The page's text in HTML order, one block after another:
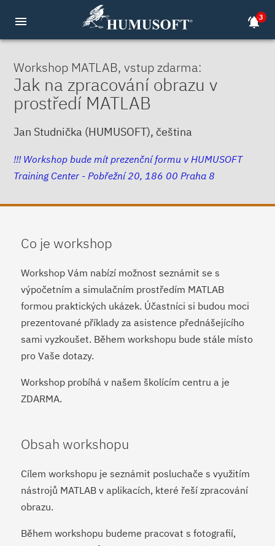
menu notifications_active3
Workshop MATLAB, vstup zdarma:
Jak na zpracování obrazu v
prostředí MATLAB
Jan Studnička (HUMUSOFT), čeština
!!! Workshop bude mít prezenční formu v HUMUSOFT
Training Center - Pobřežní 20, 186 00 Praha 8
Co je workshop
Workshop Vám nabízí možnost seznámit se s
výpočetním a simulačním prostředím MATLAB
formou praktických ukázek. Účastníci si budou moci
prezentované příklady za asistence přednášejícího
sami vyzkoušet. Během workshopu bude stále místo
pro Vaše dotazy.
Workshop probíhá v našem školícím centru a je
ZDARMA.
Obsah workshopu
Cílem workshopu je seznámit posluchače s využitím
nástrojů MATLAB v aplikacích, které řeší zpracování
obrazu.
Během workshopu budeme pracovat s fotografií,